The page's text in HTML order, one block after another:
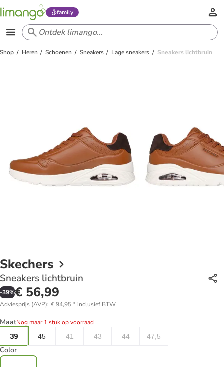
family
Shop Heren Schoenen Sneakers Lage sneakers Sneakers lichtbruin
Skechers
Sneakers lichtbruin
-39%€ 56,99
Adviesprijs (AVP): € 94,95* inclusief BTW
MaatNog maar 1 stuk op voorraad
39
45 41 43 44 47,5
Color